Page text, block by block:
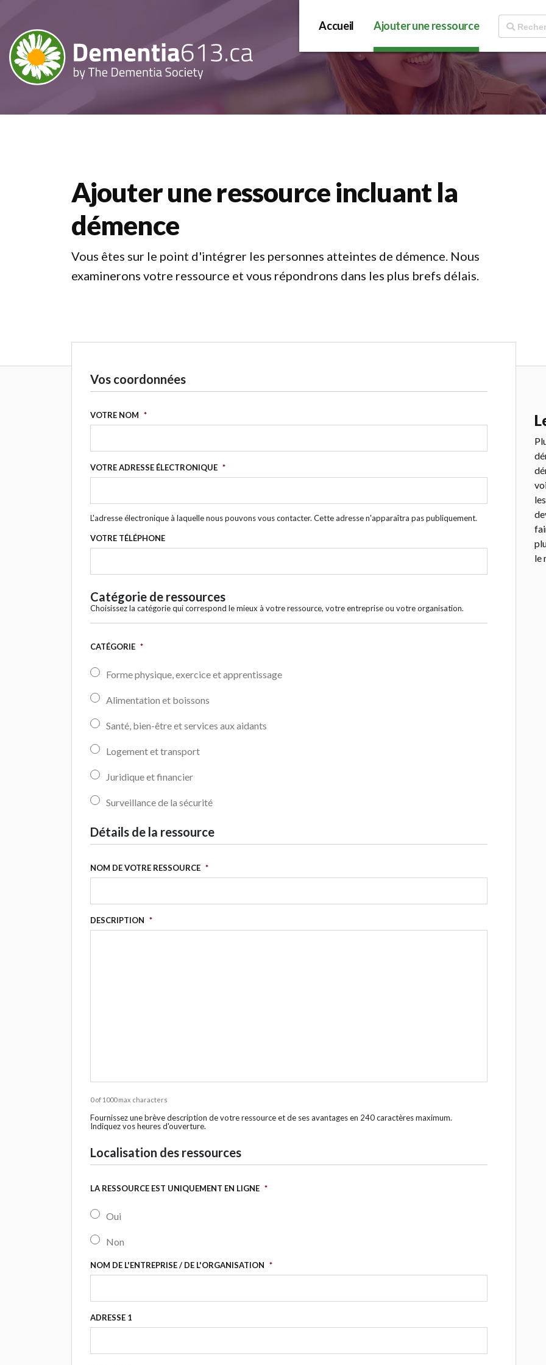
Accueil Ajouter une ressource
Ajouter une ressource incluant la
démence
Vous êtes sur le point d'intégrer les personnes atteintes de démence. Nous
examinerons votre ressource et vous répondrons dans les plus brefs délais.
Vos coordonnées
VOTRE NOM *
VOTRE ADRESSE ÉLECTRONIQUE *
L'adresse électronique à laquelle nous pouvons vous contacter. Cette adresse n'apparaîtra pas publiquement.
VOTRE TÉLÉPHONE
Catégorie de ressources
Choisissez la catégorie qui correspond le mieux à votre ressource, votre entreprise ou votre organisation.
CATÉGORIE *
Forme physique, exercice et apprentissage
Alimentation et boissons
Santé, bien-être et services aux aidants
Logement et transport
Juridique et financier
Surveillance de la sécurité
Détails de la ressource
NOM DE VOTRE RESSOURCE *
DESCRIPTION *
0 of 1000 max characters
Fournissez une brève description de votre ressource et de ses avantages en 240 caractères maximum.
Indiquez vos heures d'ouverture.
Localisation des ressources
LA RESSOURCE EST UNIQUEMENT EN LIGNE *
Oui
Non
NOM DE L'ENTREPRISE / DE L'ORGANISATION *
ADRESSE 1
le